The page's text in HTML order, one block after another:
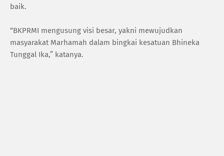
baik.
“BKPRMI mengusung visi besar, yakni mewujudkan
masyarakat Marhamah dalam bingkai kesatuan Bhineka
Tunggal Ika,” katanya.